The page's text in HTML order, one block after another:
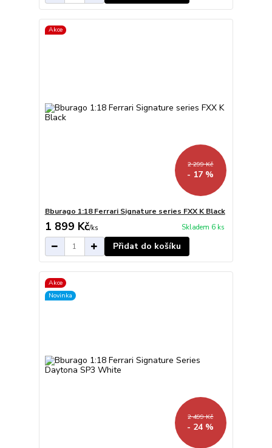
Akce
2 299 Kč
- 17 %
Bburago 1:18 Ferrari Signature series FXX K Black
1 899 Kč/ks Skladem 6 ks
Přidat do košíku
Akce
Novinka
2 499 Kč
- 24 %